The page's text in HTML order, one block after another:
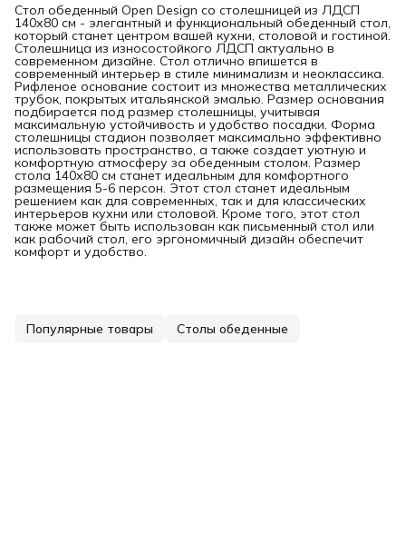
Стол обеденный Open Design со столешницей из ЛДСП
140х80 см - элегантный и функциональный обеденный стол,
который станет центром вашей кухни, столовой и гостиной.
Столешница из износостойкого ЛДСП актуально в
современном дизайне. Стол отлично впишется в
современный интерьер в стиле минимализм и неоклассика.
Рифленое основание состоит из множества металлических
трубок, покрытых итальянской эмалью. Размер основания
подбирается под размер столешницы, учитывая
максимальную устойчивость и удобство посадки. Форма
столешницы стадион позволяет максимально эффективно
использовать пространство, а также создает уютную и
комфортную атмосферу за обеденным столом. Размер
стола 140х80 см станет идеальным для комфортного
размещения 5-6 персон. Этот стол станет идеальным
решением как для современных, так и для классических
интерьеров кухни или столовой. Кроме того, этот стол
также может быть использован как письменный стол или
как рабочий стол, его эргономичный дизайн обеспечит
комфорт и удобство.
Популярные товары Столы обеденные